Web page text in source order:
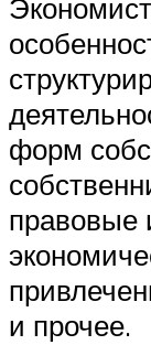
форм
правовые
и прочее.